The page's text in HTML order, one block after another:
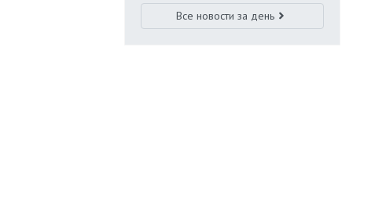
Все новости за день